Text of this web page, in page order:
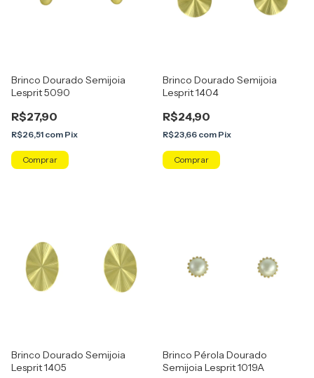
Brinco Dourado Semijoia
Lesprit 5090
R$27,90
R$26,51 com Pix
Brinco Dourado Semijoia
Lesprit 1404
R$24,90
R$23,66 com Pix
Brinco Dourado Semijoia
Lesprit 1405
Brinco Pérola Dourado
Semijoia Lesprit 1019A